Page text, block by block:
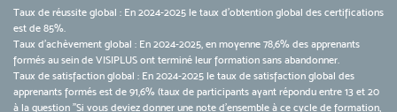
Taux de réussite global : En 2024-2025 le taux d'obtention global des certifications
est de 85%.
Taux d’achèvement global : En 2024-2025, en moyenne 78,6% des apprenants
formés au sein de VISIPLUS ont terminé leur formation sans abandonner.
Taux de satisfaction global : En 2024-2025 le taux de satisfaction global des
apprenants formés est de 91,6% (taux de participants ayant répondu entre 13 et 20
à la question "Si vous deviez donner une note d’ensemble à ce cycle de formation,